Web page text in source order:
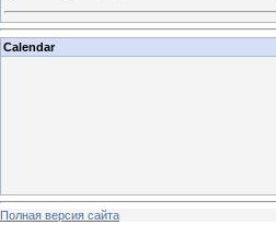
Calendar
Полная версия сайта